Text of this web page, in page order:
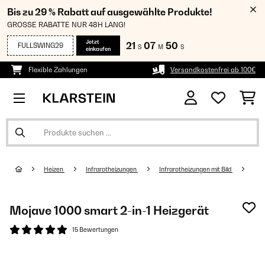
Bis zu 29 % Rabatt auf ausgewählte Produkte!
GROSSE RABATTE NUR 48H LANG!
FULLSWING29
Jetzt
einkaufen
21 S 07 M 49 S
Flexible Zahlungen Versandkostenfrei ab 100€
Heizen Infrarotheizungen Infrarotheizungen mit Bild
Mojave 1000 smart 2-in-1 Heizgerät
15 Bewertungen